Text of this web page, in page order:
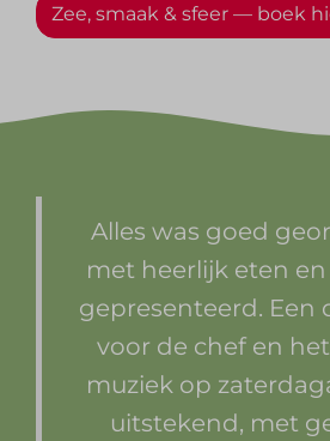
Zee, smaak & sfeer — boek
Alles was goed
met heerlijk eten
gepresenteerd. Een
voor de chef en
muziek op
uitstekend, met